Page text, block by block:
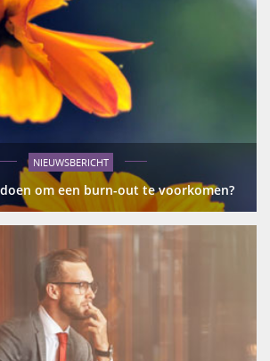
NIEUWSBERICHT
om een burn-out te voorkomen?